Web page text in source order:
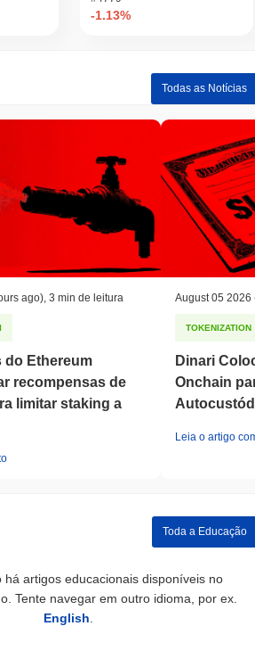
negociado atualmente ~97.22%abaixo de
está se desempenhando em
o mercado cripto mais amplo?
Coin ganhou0.00%
, ficando abaixo do
que registrou um ganho de
0.99%. Isso
na ação de preço de $POTUS47 em
do mercado mais amplo.
-1.13%
Todas as Notícias
ago) 3 min de leitura
do Ethereum
recompensas de
limitar staking a
August 05 2026
TOKENIZATION
Dinari
Onchain
Leia o artigo
Toda a Educação
há artigos educacionais disponíveis no
Tente navegar em outro idioma, por ex.
English